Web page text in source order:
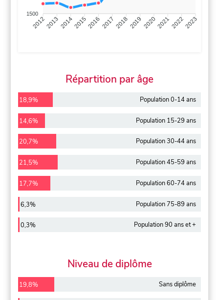
1500
201220132014201520162017 20182019 2020202120222023
Répartition par âge
18,9% Population 0-14 ans
14,6% Population 15-29 ans
20,7% Population 30-44 ans
21,5% Population 45-59 ans
17,7% Population 60-74 ans
6,3% Population 75-89 ans
0,3% Population 90 ans et +
Niveau de diplôme
19,8% Sans diplôme